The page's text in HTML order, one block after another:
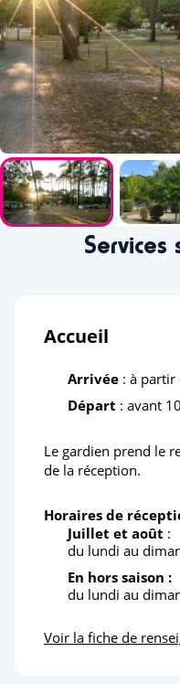
Services
Accueil
Arrivée : à partir
Départ : avant
Le gardien prend le
de la réception.
Horaires de
Juillet et août :
du lundi au
En hors saison :
du lundi au
Voir la fiche de